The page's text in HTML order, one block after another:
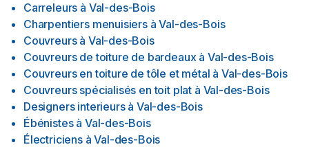
Carreleurs à Val-des-Bois
Charpentiers menuisiers à Val-des-Bois
Couvreurs à Val-des-Bois
Couvreurs de toiture de bardeaux à Val-des-Bois
Couvreurs en toiture de tôle et métal à Val-des-Bois
Couvreurs spécialisés en toit plat à Val-des-Bois
Designers interieurs à Val-des-Bois
Ébénistes à Val-des-Bois
Électriciens à Val-des-Bois